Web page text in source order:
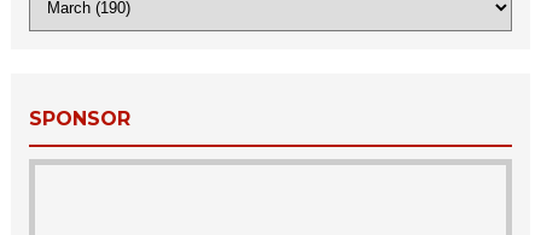
SPONSOR